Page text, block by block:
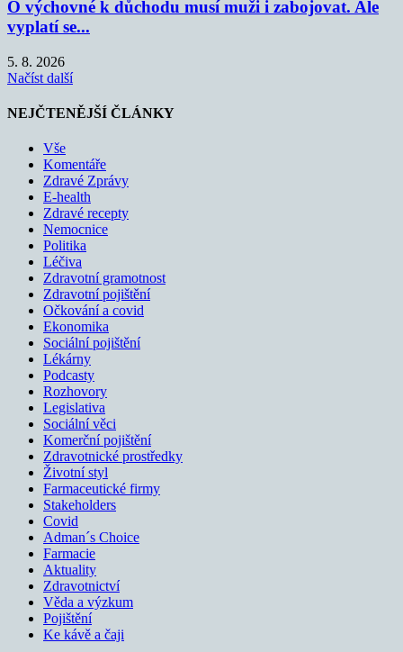
O výchovné k důchodu musí muži i zabojovat. Ale
vyplatí se...
5. 8. 2026
Načíst další
NEJČTENĚJŠÍ ČLÁNKY
Vše
Komentáře
Zdravé Zprávy
E-health
Zdravé recepty
Nemocnice
Politika
Léčiva
Zdravotní gramotnost
Zdravotní pojištění
Očkování a covid
Ekonomika
Sociální pojištění
Lékárny
Podcasty
Rozhovory
Legislativa
Sociální věci
Komerční pojištění
Zdravotnické prostředky
Životní styl
Farmaceutické firmy
Stakeholders
Covid
Adman´s Choice
Farmacie
Aktuality
Zdravotnictví
Věda a výzkum
Pojištění
Ke kávě a čaji